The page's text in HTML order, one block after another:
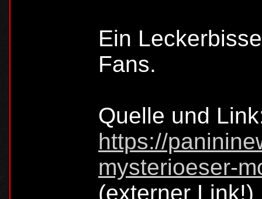
Ein
Fans.
Quelle und
https://
mysterioeser-
(externer Link!)